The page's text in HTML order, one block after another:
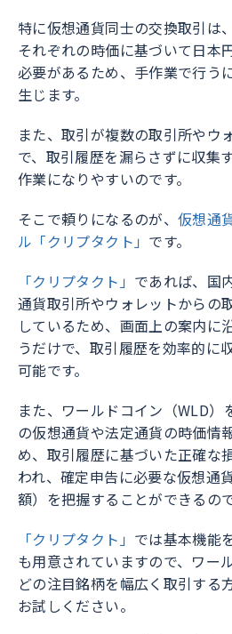
特に仮想通貨同士の交換取引は
それぞれの時価に基づいて日本
必要があるため、手作業で行う
生じます。
また、取引が複数の取引所やウ
で、取引履歴を漏らさずに収集
作業になりやすいのです。
そこで頼りになるのが、仮想通
ル「クリプタクト」 です。
「クリプタクト」 であれば、国
通貨取引所やウォレットからの
しているため、画面上の案内に
うだけで、取引履歴を効率的に
可能です。
また、ワールドコイン（WLD
の仮想通貨や法定通貨の時価情
め、取引履歴に基づいた正確な
われ、確定申告に必要な仮想通
額）を把握することができるので
「クリプタクト」 では基本機能
も用意されていますので、ワー
どの注目銘柄を幅広く取引する
お試しください。